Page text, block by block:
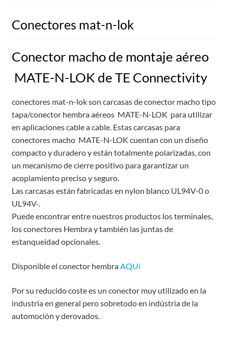
Conectores mat-n-lok
Conector macho de montaje aéreo
MATE-N-LOK de TE Connectivity
conectores mat-n-lok son carcasas de conector macho tipo
tapa/conector hembra aéreos MATE-N-LOK para utilizar
en aplicaciones cable a cable. Estas carcasas para
conectores macho MATE-N-LOK cuentan con un diseño
compacto y duradero y están totalmente polarizadas, con
un mecanismo de cierre positivo para garantizar un
acoplamiento preciso y seguro.
Las carcasas están fabricadas en nylon blanco UL94V-0 o
UL94V-.
Puede encontrar entre nuestros productos los terminales,
los conectores Hembra y también las juntas de
estanqueidad opcionales.
Disponible el conector hembraAQUí
Por su reducido coste es un conector muy utilizado en la
industria en general pero sobretodo en indústria de la
automoción y derovados.